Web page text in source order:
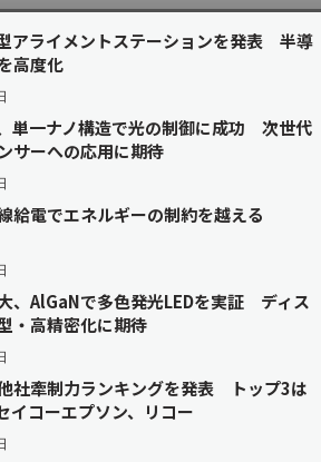
アライメントステーションを発表 半導
高度化
単一ナノ構造で光の制御に成功 次世代
サーへの応用に期待
給電でエネルギーの制約を越える
、AlGaNで多色発光LEDを実証 ディス
・高精密化に期待
社牽制力ランキングを発表 トップ3は
イコーエプソン、リコー